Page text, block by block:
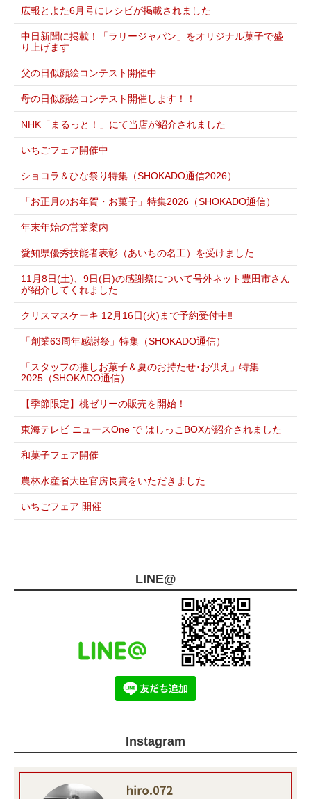
広報とよた6月号にレシピが掲載されました
中日新聞に掲載！「ラリージャパン」をオリジナル菓子で盛
り上げます
父の日似顔絵コンテスト開催中
母の日似顔絵コンテスト開催します！！
NHK「まるっと！」にて当店が紹介されました
いちごフェア開催中
ショコラ＆ひな祭り特集（SHOKADO通信2026）
「お正月のお年賀・お菓子」特集2026（SHOKADO通信）
年末年始の営業案内
愛知県優秀技能者表彰（あいちの名工）を受けました
11月8日(土)、9日(日)の感謝祭について号外ネット豊田市さん
が紹介してくれました
クリスマスケーキ 12月16日(火)まで予約受付中‼
「創業63周年感謝祭」特集（SHOKADO通信）
「スタッフの推しお菓子＆夏のお持たせ･お供え」特集
2025（SHOKADO通信）
【季節限定】桃ゼリーの販売を開始！
東海テレビ ニュースOne で はしっこBOXが紹介されました
和菓子フェア開催
農林水産省大臣官房長賞をいただきました
いちごフェア 開催
LINE@
Instagram